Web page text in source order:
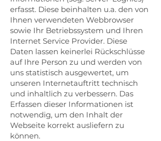
erfasst. Diese beinhalten u.a. den von
Ihnen verwendeten Webbrowser
sowie Ihr Betriebssystem und Ihren
Internet Service Provider. Diese
Daten lassen keinerlei Rückschlüsse
auf Ihre Person zu und werden von
uns statistisch ausgewertet, um
unseren Internetauftritt technisch
und inhaltlich zu verbessern. Das
Erfassen dieser Informationen ist
notwendig, um den Inhalt der
Webseite korrekt ausliefern zu
können.